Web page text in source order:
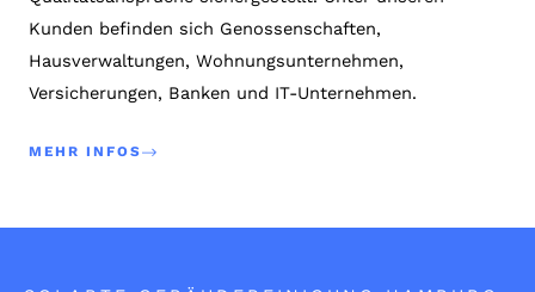
Kunden befinden sich Genossenschaften,
Hausverwaltungen, Wohnungsunternehmen,
Versicherungen, Banken und IT-Unternehmen.
MEHR INFOS